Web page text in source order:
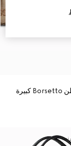
حقيبة بوسطن Borsetto كبيرة